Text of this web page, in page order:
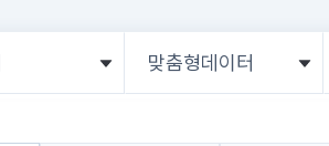
맞춤형데이터